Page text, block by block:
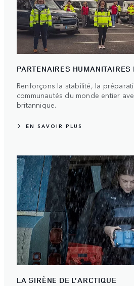
PARTENAIRES
Renforçons la stabilité, la
communautés du monde entier
britannique.
EN SAVOIR PLUS
LA SIRÈNE DE L’ARCTIQUE